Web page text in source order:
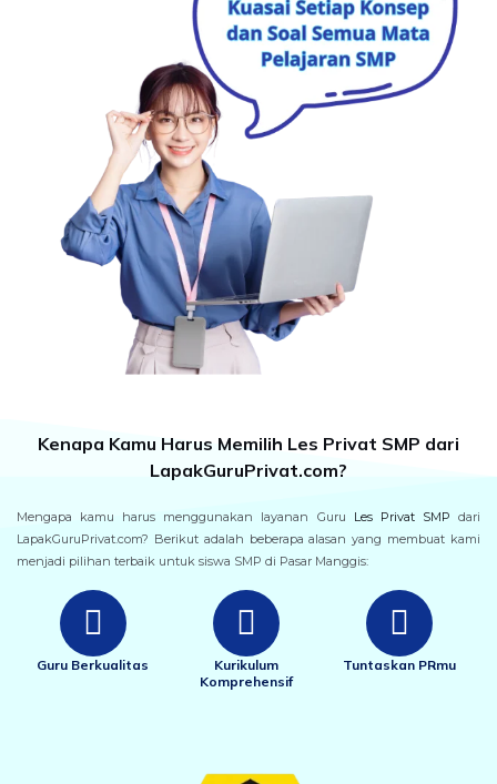
Kenapa Kamu Harus Memilih Les Privat SMP dari
LapakGuruPrivat.com?
Mengapa kamu harus menggunakan layanan Guru Les Privat SMP dari
LapakGuruPrivat.com? Berikut adalah beberapa alasan yang membuat kami
menjadi pilihan terbaik untuk siswa SMP di Pasar Manggis:
Guru Berkualitas
Kurikulum
Komprehensif
Tuntaskan PRmu